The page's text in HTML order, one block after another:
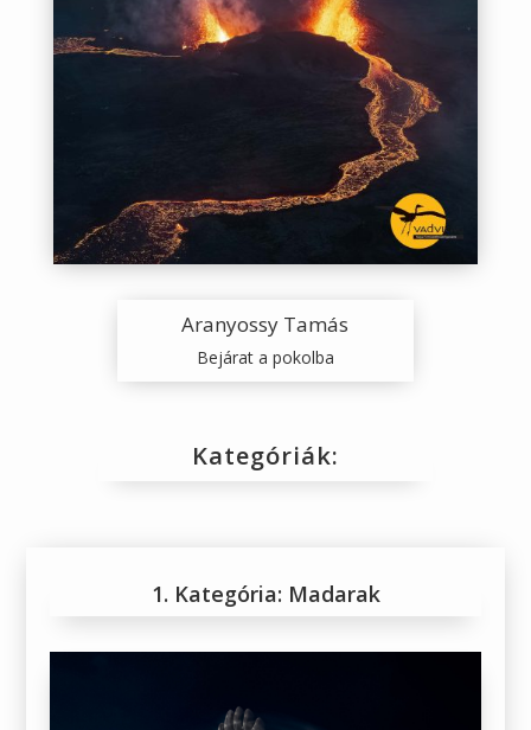
Aranyossy Tamás
Bejárat a pokolba
Kategóriák:
1. Kategória: Madarak